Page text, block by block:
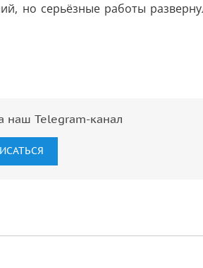
но серьёзные работы
наш Telegram-канал